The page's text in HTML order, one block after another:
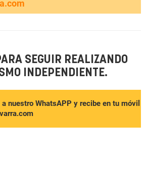
SEGUIR REALIZANDO
INDEPENDIENTE.
nuestro WhatsAPP y recibe en tu móvil